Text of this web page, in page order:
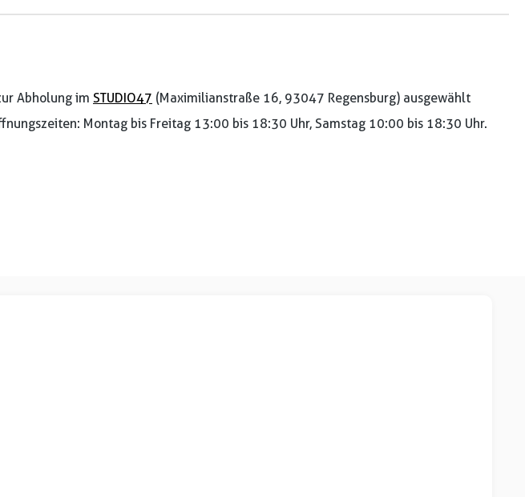
Abholung im STUDIO47 (Maximilianstraße 16, 93047 Regensburg) ausgewählt
Montag bis Freitag 13:00 bis 18:30 Uhr, Samstag 10:00 bis 18:30 Uhr.